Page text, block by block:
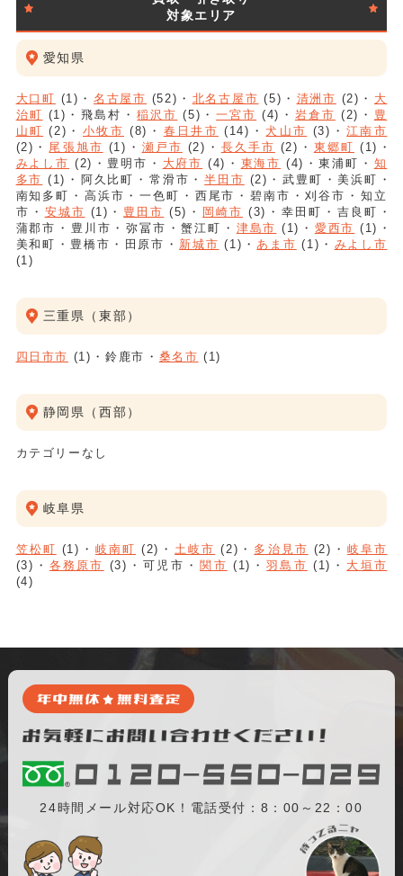
対象エリア
愛知県
大口町 (1) 名古屋市 (52) 北名古屋市 (5) 清洲市 (2)
大
治町 (1) 飛島村 稲沢市 (5) 一宮市 (4) 岩倉市 (2)
豊
山町 (2) 小牧市 (8) 春日井市 (14) 犬山市 (3)
江南市
(2)
尾張旭市 (1) 瀬戸市 (2) 長久手市 (2) 東郷町 (1)
みよし市 (2) 豊明市 大府市 (4) 東海市 (4) 東浦町
知
多市 (1) 阿久比町 常滑市 半田市 (2) 武豊町
美浜町
南知多町
高浜市 一色町 西尾市 碧南市 刈谷市
知立
市
安城市 (1) 豊田市 (5) 岡崎市 (3) 幸田町
吉良町
蒲郡市
豊川市 弥冨市 蟹江町 津島市 (1) 愛西市 (1)
美和町
豊橋市 田原市 新城市 (1) あま市 (1)
みよし市
(1)
三重県（東部）
四日市市 (1) 鈴鹿市 桑名市 (1)
静岡県（西部）
カテゴリーなし
岐阜県
笠松町 (1) 岐南町 (2) 土岐市 (2) 多治見市 (2)
岐阜市
(3)
各務原市 (3) 可児市 関市 (1) 羽島市 (1)
大垣市
(4)
24時間メール対応OK！電話受付：8：00～22：00